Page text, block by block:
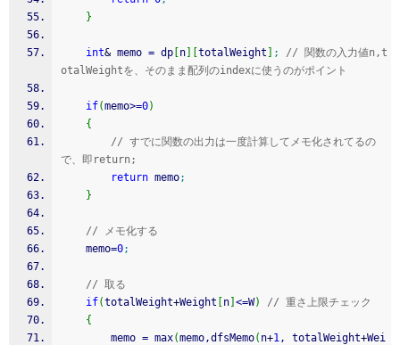
}
int& memo = dp n totalWeight ;
// 関数の入力値n,t
otalWeightを、そのまま配列のindexに使うのがポイント
if(memo>=0)
{
// すでに関数の出力は一度計算してメモ化されてるの
で、即return;
return memo;
}
// メモ化する
	memo
=0;
// 取る
if(totalWeight+Weight n <=W)
// 重さ上限チェック
{
		memo
= max(memo,dfsMemo( n+1, totalWeight+Wei